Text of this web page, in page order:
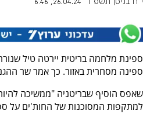
י"ח בניסן תשפ"ד 26.04.24, 6:46
ספינת מלחמה בריטית יירטה טיל
ספינה מסחרית באזור. כך אמר שר
שאפס הוסיף שבריטניה "ממשיכה
למתקפות המסוכנות של החות'ים על